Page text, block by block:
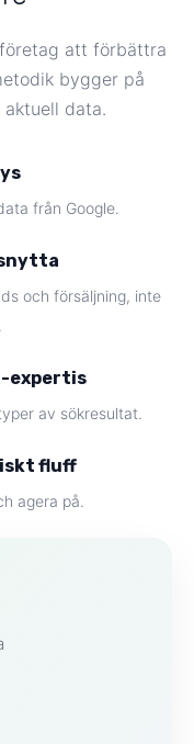
att förbättra
bygger på
data.
från Google.
och försäljning, inte
expertis
av sökresultat.
fluff
agera på.